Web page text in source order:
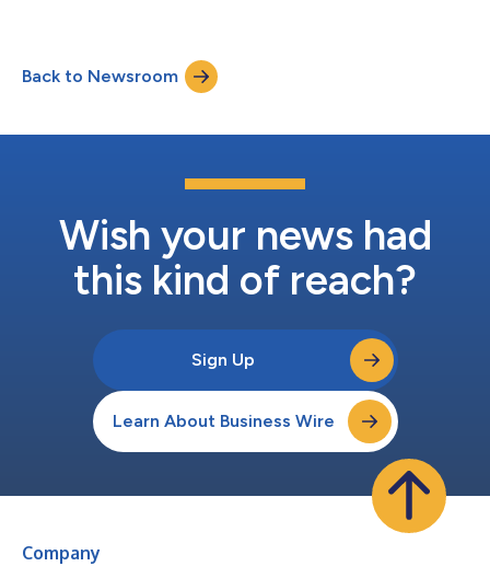
现错误。每个集成都需要进行定制开发、落实部署、提供安全措施
和持续维护。但AWS AppFabric通过提供标准化“后机”以及用于将
SaaS应用程序连接到安全解决方案的统一数据模型，提供了简化
全面的安全性。 NetWitness认识到需要持续整合对新兴技术和解
在的盲点并加快采用有价值的面向业务的应用程序。借助 AWS
AppFabric，客户可以使用关键的新技术来提高其安全可观测性，
Back to Newsroom
Wish your news had
this kind of reach?
Sign Up
Learn About Business Wire
Company